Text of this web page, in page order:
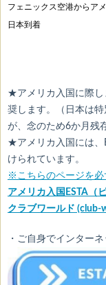
フェニックス空港からア
日本到着
★アメリカ入国に際し
奨します。（日本は
が、念のため6か月残
★アメリカ入国には、
けられています。
※こちらのページを必
アメリカ入国ESTA（
クラブワールド (club-
・ご自身でインター